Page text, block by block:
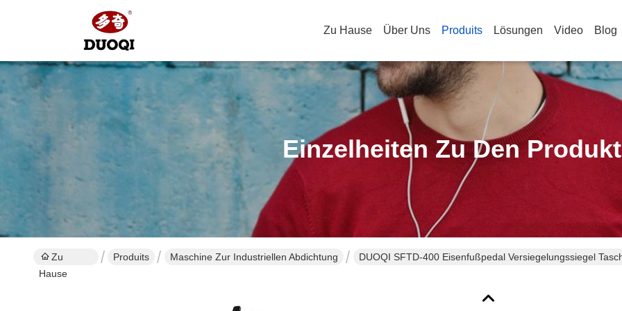
Zu Hause Über Uns Produits Lösungen Video Blog
Einzelheiten Zu Den
Zu
Hause
Produits Maschine Zur Industriellen Abdichtung
DUOQI SFTD-400 Eisenfußpedal Versiegelungssiegel